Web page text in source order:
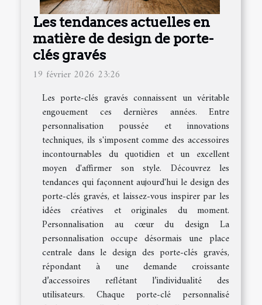
Les tendances actuelles en
matière de design de porte-
clés gravés
19 février 2026 23:26
Les porte-clés gravés connaissent un véritable
engouement ces dernières années. Entre
personnalisation poussée et innovations
techniques, ils s'imposent comme des accessoires
incontournables du quotidien et un excellent
moyen d'affirmer son style. Découvrez les
tendances qui façonnent aujourd'hui le design des
porte-clés gravés, et laissez-vous inspirer par les
idées créatives et originales du moment.
Personnalisation au cœur du design La
personnalisation occupe désormais une place
centrale dans le design des porte-clés gravés,
répondant à une demande croissante
d’accessoires reflétant l’individualité des
utilisateurs. Chaque porte-clé personnalisé